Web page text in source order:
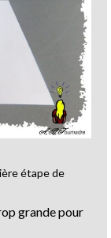
étape de
grande pour